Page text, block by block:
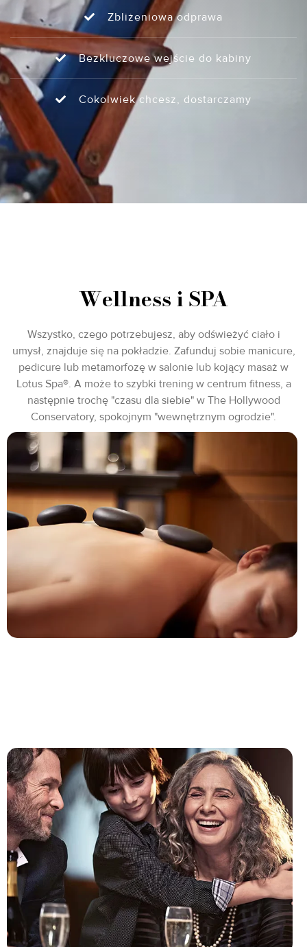
Zbliżeniowa odprawa
Bezkluczowe wejście do kabiny
Cokolwiek chcesz, dostarczamy
Wellness i SPA
Wszystko, czego potrzebujesz, aby odświeżyć ciało i
umysł, znajduje się na pokładzie. Zafunduj sobie manicure,
pedicure lub metamorfozę w salonie lub kojący masaż w
Lotus Spa®. A może to szybki trening w centrum fitness, a
następnie trochę "czasu dla siebie" w The Hollywood
Conservatory, spokojnym "wewnętrznym ogrodzie".